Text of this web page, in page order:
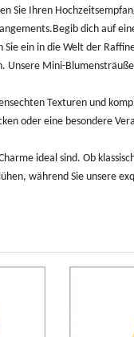
Sie Ihren
dich auf
ein in die Welt der
Unsere Mini-
Texturen und
oder eine besondere
ideal sind. Ob
während Sie unsere